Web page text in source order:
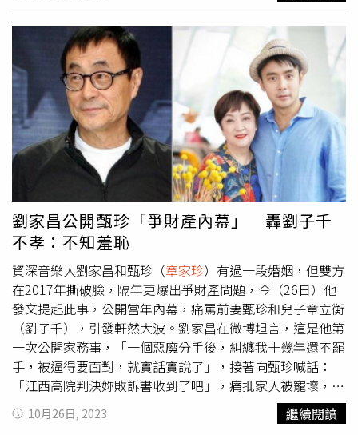
狠，他看不下去，辭職了。香港好朋友K媽跟我說，看到劉
子千跟他媽媽講話，一句一個「FUCK」駡他媽媽。在公眾
場合，見到媒體就扶著她媽進場，裝孝順的樣子太噁心，叫
我管管他。我說他沒上過學，也從未跟孩子相處過，不知道
什麽是長輩，什麼叫孝順，被他媽媽寵了二十七年，已定形
了。再教育來不及了，我只能無奈放棄這個家。一個70歲的
老人，最需要家人照顧的時候。不得已離開。夠淒慘了。臨
走我只說一句，人要知廉恥，要點面子。離開後，還經常看
到他們破壞我的新聞。
章家珍，我是老派愛面子的人，絕不
容許老婆在外面做事。快四十年了，你從未拍過一場戲，你
在哪裡賺的錢？2006年我香港演唱會，HK／TVB訪問你，
你親口對媒體說，我賺的每一分錢都給了你和家人，我對這
個家，是全心全意的付出。是你不小心說了實話嗎？ 中國
人男主外女主內，先生外面賺錢，交給太太管是正常的。財
產登記家人的名字，也是正常的。但不能因為有你的名字就
全是你的。很少有這麽無恥的家人管錢的只是個財務，正常
家庭沒人準備離婚。不幸分手，管帳的要獨吞，是喪良心違
法的。當霸佔後，說都是你賺的。你就太離譜了。太無恥
了。一個家庭主婦，暗地做了什麼賺來的？一把年紀也不年
輕了，再說16年的時間，你為了孩子逃學東躲西藏，有空兼
差嗎？一家三口都是公眾人物，一舉一動都有媒體監督，能
亂吹嗎？總說替我還賭債。用我賺的錢，替我埋單有何不
賭，「你明知道我們離婚了，還為了利益於2015年在香港
訴訟離婚，後來發現行不通，自己又主動撤回了訴訟」，不
明白為什麼還要舊事重提。最後她嚴厲警告：「不要顛倒黑
白是非，你有證據就去告我，不然就是誣陷。你的所做所
為，遲早有一天會大白於天下，法律的制裁不會缺席！」
腦，改名換姓叫章立衡，「世上有人會幹這種違反人倫的
事，還有羞恥心嗎？一個堂堂的男人，可以這樣不忠不孝、
不知羞恥嗎？」對此，章立衡昨（26日）晚間發布一張圖，
上面寫著「我把牛牽來了，你繼續吹」，似乎在回應劉家
昌，雙方隔空槓上。劉家昌今（27日）再發聲明表示，本人
一生從事音樂工作，作品餘三千首，過去中國人不講究版
權，近十年己有版稅了，所以在香港用章家甄和次子劉子千
名字成立了創音工作室，授權創音工作室管理音樂版權。劉
家昌發聲明。（圖／翻攝自臉書／劉家昌）劉家昌指出，豈
料，年前在媒體上看到劉子千改名為章立衡，既然不姓劉，
不是劉家人，決不容許碰觸本人所有之版權，因此，本人終
止授權創音工作室、章家甄及章立衡使用、管理、收取本人
所有之版權收益。劉家昌鄭重表示，從今起任何公司或個人
自創音工作室取得本人音樂之版權使用，未經他本人認可，
皆屬違法必須立即停止，違者應負一切法律賠償責任，特此
聲明。
劉家昌公開甄珍「爭財產內幕」 轟劉子千
不孝：不知羞恥
資深音樂人劉家昌和甄珍（章家珍）有過一段婚姻，但雙方
在2017年撕破臉，隔年更爆出爭財產問題，今（26日）他
發文提起此事，公開當年內幕，痛罵前妻甄珍和兒子章立衡
（劉子千），引發軒然大波。劉家昌在微博坦言，這是他第
一次公開家務事，「一個惡魔分手後，糾纏我十幾年還不罷
手，被逼得要面對，就實話實說了」，接著向甄珍喊話：
「江西高院判決妳敗訴書收到了吧」，痛批家人被寵壞，為
了爭奪財產，買通媒體刊登昧著良心的謊言，來請了大律師
謊報公章遺失，偽造的文書，硬走上法律途徑。劉家昌認
10月26日, 2023 繼續閱讀